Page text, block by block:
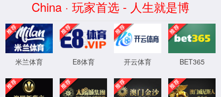
你可以返回上一页重试
返回上一页